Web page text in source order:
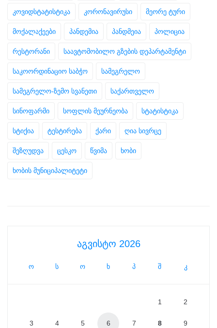
კოვიდსტატისტიკა კორონავირუსი მეორე ტური
მოქალაქეები პანდემია პანდმეია პოლიცია
რესტორანი საავტომობილო გზების დეპარტამენტი
საკოორდინაციო საბჭო სამეგრელო
სამეგრელო-ზემო სვანეთი საქართველო
სინოფარმი სოფლის მეურნეობა სტატისტიკა
სტიქია ტესტირება ქარი ღია სივრცე
შეზღუდვა ცესკო წვიმა ხობი
ხობის მუნიციპალიტეტი
აგვისტო 2026
ო ს ო ხ პ შ კ
1 2
3 4 5 6 7 8 9